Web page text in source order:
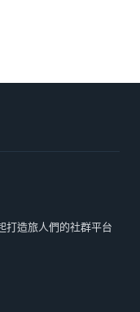
打造旅人們的社群平台